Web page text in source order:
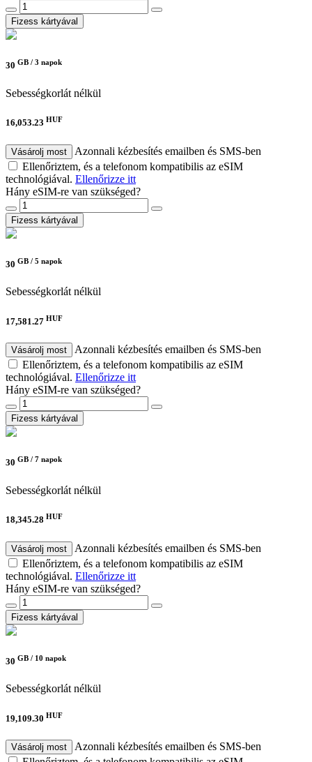
Fizess kártyával
30 GB / 3 napok
Sebességkorlát nélkül
16,053.23 HUF
Vásárolj most
Azonnali kézbesítés emailben és SMS-ben
Ellenőriztem, és a telefonom kompatibilis az eSIM
technológiával. Ellenőrizze itt
Hány eSIM-re van szükséged?
Fizess kártyával
30 GB / 5 napok
Sebességkorlát nélkül
17,581.27 HUF
Vásárolj most
Azonnali kézbesítés emailben és SMS-ben
Ellenőriztem, és a telefonom kompatibilis az eSIM
technológiával. Ellenőrizze itt
Hány eSIM-re van szükséged?
Fizess kártyával
30 GB / 7 napok
Sebességkorlát nélkül
18,345.28 HUF
Vásárolj most
Azonnali kézbesítés emailben és SMS-ben
Ellenőriztem, és a telefonom kompatibilis az eSIM
technológiával. Ellenőrizze itt
Hány eSIM-re van szükséged?
Fizess kártyával
30 GB / 10 napok
Sebességkorlát nélkül
19,109.30 HUF
Vásárolj most
Azonnali kézbesítés emailben és SMS-ben